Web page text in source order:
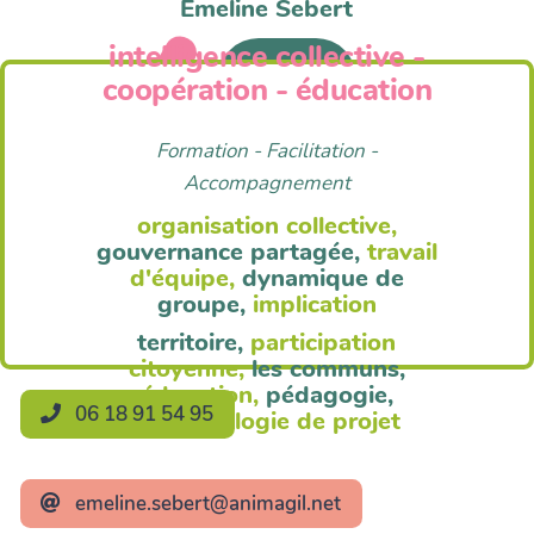
Anim'Agil
Emeline Sebert
intelligence collective -
coopération - éducation
Formation - Facilitation -
Accompagnement
organisation collective,
gouvernance partagée, travail
d'équipe, dynamique de
groupe, implication
territoire, participation
citoyenne, les communs,
éducation, pédagogie,
méthodologie de projet
06 18 91 54 95
emeline.sebert@animagil.net